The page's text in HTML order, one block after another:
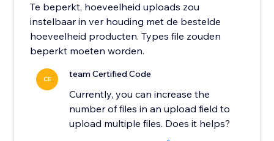
Te beperkt, hoeveelheid uploads zou
instelbaar in ver houding met de bestelde
hoeveelheid producten. Types file zouden
beperkt moeten worden.
CE team Certified Code
Currently, you can increase the
number of files in an upload field to
upload multiple files. Does it helps?